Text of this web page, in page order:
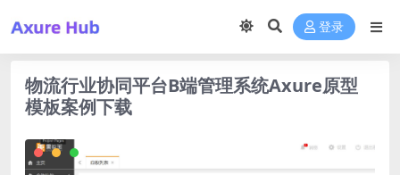
登录
物流行业协同平台B端管理系统Axure原型
模板案例下载